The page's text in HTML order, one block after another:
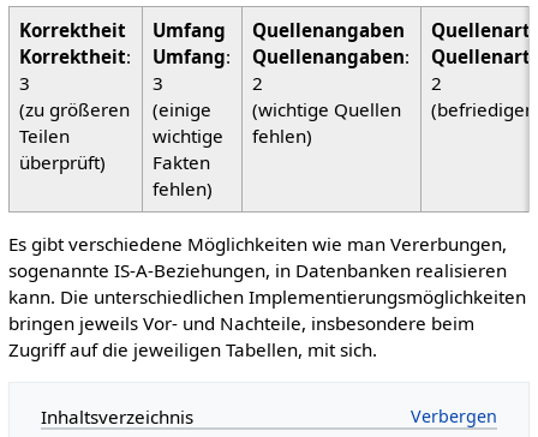
Korrektheit:
3
(zu größeren
Teilen
überprüft)
Umfang:
3
(einige
wichtige
Fakten
fehlen)
Quellenangaben:
2
(wichtige Quellen
fehlen)
2
Es gibt verschiedene Möglichkeiten wie man Vererbungen,
sogenannte IS-A-Beziehungen, in Datenbanken realisieren
kann. Die unterschiedlichen Implementierungsmöglichkeiten
bringen jeweils Vor- und Nachteile, insbesondere beim
Zugriff auf die jeweiligen Tabellen, mit sich.
Inhaltsverzeichnis